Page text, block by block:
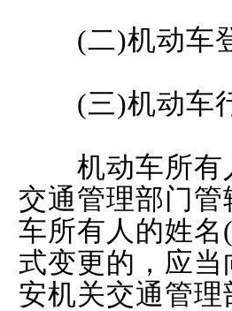
(二)机动车
(三)机动车
机动车所有
交通管理部门
车所有人的姓名
式变更的，应
安机关交通管